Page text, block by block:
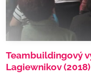
Teambuildingový
Lagiewnikov (2018)